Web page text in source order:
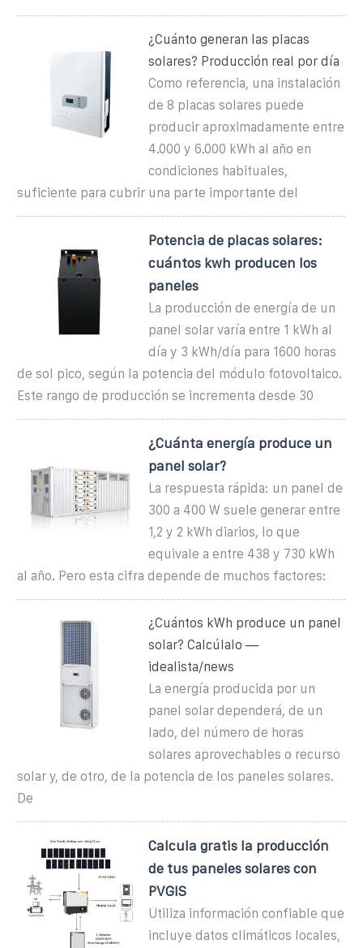
¿Cuánto generan las placas
solares? Producción real por día
Como referencia, una instalación
de 8 placas solares puede
producir aproximadamente entre
4.000 y 6.000 kWh al año en
condiciones habituales,
suficiente para cubrir una parte importante del
Potencia de placas solares:
cuántos kwh producen los
paneles
La producción de energía de un
panel solar varía entre 1 kWh al
día y 3 kWh/día para 1600 horas
de sol pico, según la potencia del módulo fotovoltaico.
Este rango de producción se incrementa desde 30
¿Cuánta energía produce un
panel solar?
La respuesta rápida: un panel de
300 a 400 W suele generar entre
1,2 y 2 kWh diarios, lo que
equivale a entre 438 y 730 kWh
al año. Pero esta cifra depende de muchos factores:
¿Cuántos kWh produce un panel
solar? Calcúlalo —
idealista/news
La energía producida por un
panel solar dependerá, de un
lado, del número de horas
solares aprovechables o recurso
solar y, de otro, de la potencia de los paneles solares.
De
Calcula gratis la producción
de tus paneles solares con
PVGIS
Utiliza información confiable que
incluye datos climáticos locales,